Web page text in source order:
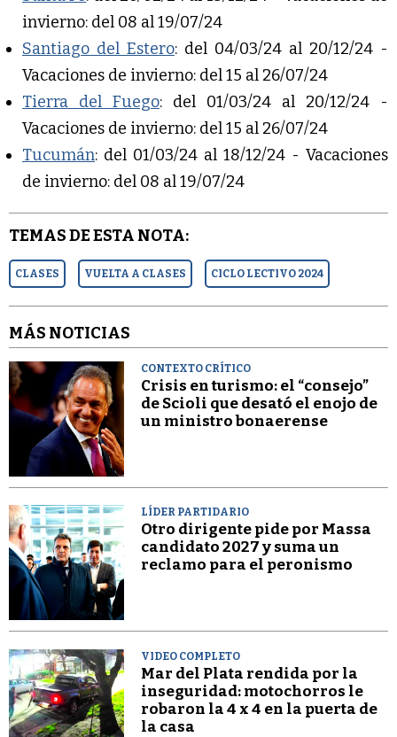
invierno: del 08 al 19/07/24
Santiago del Estero: del 04/03/24 al 20/12/24 -
Vacaciones de invierno: del 15 al 26/07/24
Tierra del Fuego: del 01/03/24 al 20/12/24 -
Vacaciones de invierno: del 15 al 26/07/24
Tucumán: del 01/03/24 al 18/12/24 - Vacaciones
de invierno: del 08 al 19/07/24
TEMAS DE ESTA NOTA:
CLASES VUELTA A CLASES CICLO LECTIVO 2024
MÁS NOTICIAS
CONTEXTO CRÍTICO
Crisis en turismo: el “consejo”
de Scioli que desató el enojo de
un ministro bonaerense
LÍDER PARTIDARIO
Otro dirigente pide por Massa
candidato 2027 y suma un
reclamo para el peronismo
VIDEO COMPLETO
Mar del Plata rendida por la
inseguridad: motochorros le
robaron la 4 x 4 en la puerta de
la casa